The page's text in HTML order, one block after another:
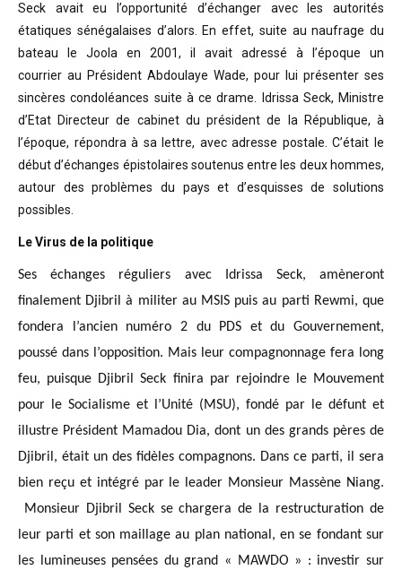
Seck avait eu l’opportunité d’échanger avec les autorités
étatiques sénégalaises d’alors. En effet, suite au naufrage du
bateau le Joola en 2001, il avait adressé à l’époque un
courrier au Président Abdoulaye Wade, pour lui présenter ses
sincères condoléances suite à ce drame. Idrissa Seck, Ministre
d’Etat Directeur de cabinet du président de
la République, à
l’époque, répondra à sa lettre, avec adresse postale. C’était le
début d’échanges épistolaires soutenus entre les deux hommes,
autour des problèmes du pays et d’esquisses de solutions
possibles.
Le Virus de la politique
Ses échanges réguliers avec Idrissa Seck, amèneront
finalement Djibril à militer au MSIS puis au parti Rewmi, que
fondera l’ancien numéro 2 du PDS et du Gouvernement,
poussé dans l’opposition. Mais leur compagnonnage fera long
feu, puisque Djibril Seck finira par rejoindre le Mouvement
pour le Socialisme et l’Unité (MSU), fondé par le défunt et
illustre Président Mamadou Dia, dont un des grands pères de
Djibril, était un des fidèles compagnons. Dans ce parti, il sera
bien reçu et intégré par le leader Monsieur Massène Niang.
Monsieur Djibril Seck se chargera de la restructuration de
leur parti et son maillage au plan national, en se fondant sur
les lumineuses pensées du grand « MAWDO » : investir sur